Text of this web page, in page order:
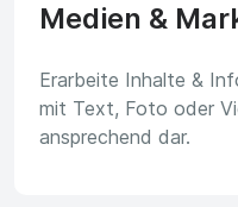
Medien &
Erarbeite Inhalte &
mit Text, Foto oder
ansprechend dar.